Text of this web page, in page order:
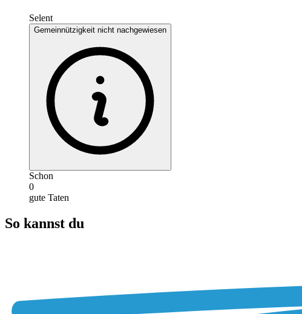
Selent
Gemeinnützigkeit nicht nachgewiesen
Schon
0
gute Taten
So kannst du